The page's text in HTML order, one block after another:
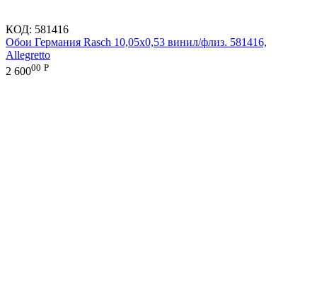
КОД: 581416
Обои Германия Rasch 10,05x0,53 винил/флиз. 581416,
Allegretto
2 60000 Р